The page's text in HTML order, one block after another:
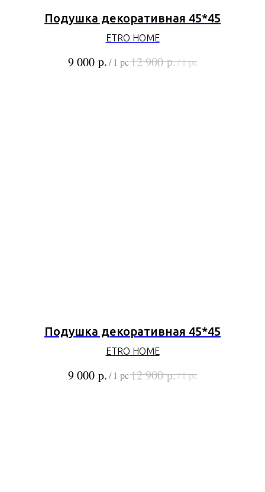
Подушка декоративная 45*45
ETRO HOME
9 000 р./ 1 pc12 900 р./1 pc
Подушка декоративная 45*45
ETRO HOME
9 000 р./ 1 pc12 900 р./1 pc